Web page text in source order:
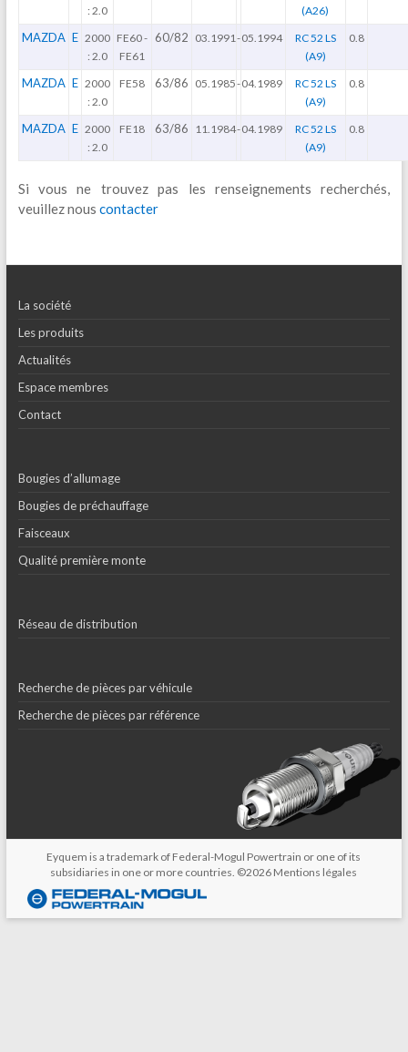
: 2.0
(A26)
MAZDA E 2000
: 2.0
FE60 -
FE61
60/82 03.1991 -05.1994
RC 52 LS
(A9)
0.8
MAZDA E 2000
: 2.0
FE58 63/86 05.1985-04.1989
RC 52 LS
(A9)
0.8
MAZDA E 2000
: 2.0
FE18 63/86 11.1984-04.1989
RC 52 LS
(A9)
0.8
Si vous ne trouvez pas les renseignements recherchés,
veuillez nous contacter
La société
Les produits
Actualités
Espace membres
Contact
Bougies d’allumage
Bougies de préchauffage
Faisceaux
Qualité première monte
Réseau de distribution
Recherche de pièces par véhicule
Recherche de pièces par référence
Eyquem is a trademark of Federal-Mogul Powertrain or one of its
subsidiaries in one or more countries. ©2026 Mentions légales